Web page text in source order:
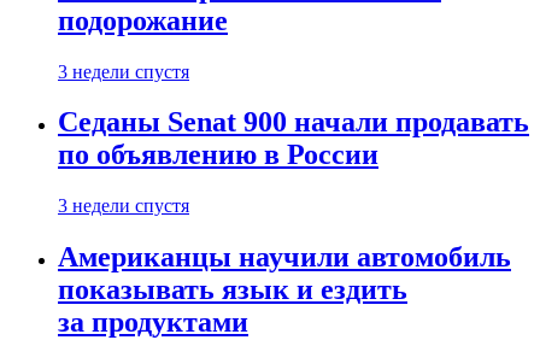
подорожание
3 недели спустя
Седаны Senat 900 начали продавать
по объявлению в России
3 недели спустя
Американцы научили автомобиль
показывать язык и ездить
за продуктами